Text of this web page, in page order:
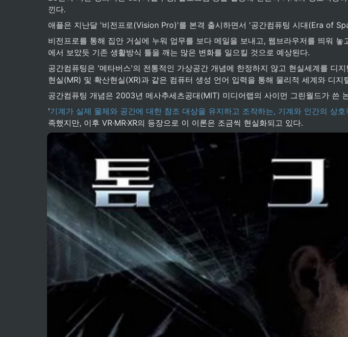
낀다.
애플은 지난달 '비전프로(Vision Pro)'를 본격 출시하면서 '공간컴퓨팅 시대(Era of
비전프로를 통해 집안 거실에 누워 업무를 보다 메일을 보내고, 웹브라우저를 띄워
에서 보았듯 기존 생활방식 틀을 깨는 많은 변화를 일으킬 것으로 예상된다.
공간컴퓨팅은 '메타버스'의 전통적인 가상공간 개념에 한정하지 않고 현실세계를 디
현실(MR) 및 확산현실(XR)과 같은 컴퓨터 생성 언어 입력을 통해 물리적 세계와 디지
공간컴퓨팅 개념은 2003년 메사추세츠공대(MIT) 미디어랩의 사이먼 그린월드가 쓴
'기계가 실제 물체와 공간에 대한 참조 대상을 유지하고 조작하는, 기계와 인간의 상호
족했지만, 이후 VR·MR·XR의 등장으로 이 이론은 조금씩 현실화되고 있다.